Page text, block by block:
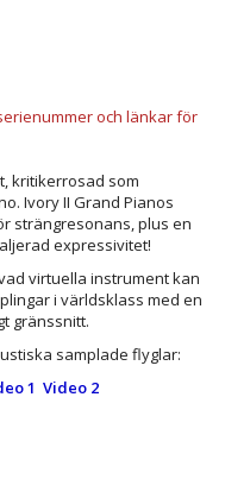
och länkar för
kritikerrosad som
Ivory II Grand Pianos
strängresonans, plus en
expressivitet!
virtuella instrument kan
i världsklass med en
gränssnitt.
samplade flyglar:
1 Video 2